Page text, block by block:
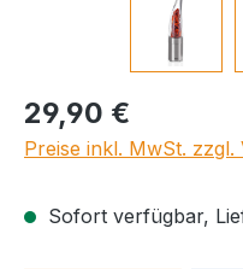
Regulärer Preis:
29,90 €
Preise inkl. MwSt. zzgl.
Sofort verfügbar,